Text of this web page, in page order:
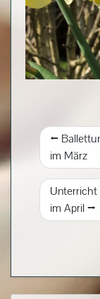
im März
Unterricht
im April